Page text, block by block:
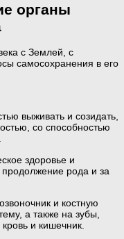
органы
с Землей, с
самосохранения в его
выживать и созидать,
со способностью
здоровье и
продолжение рода и за
и костную
а также на зубы,
и кишечник.